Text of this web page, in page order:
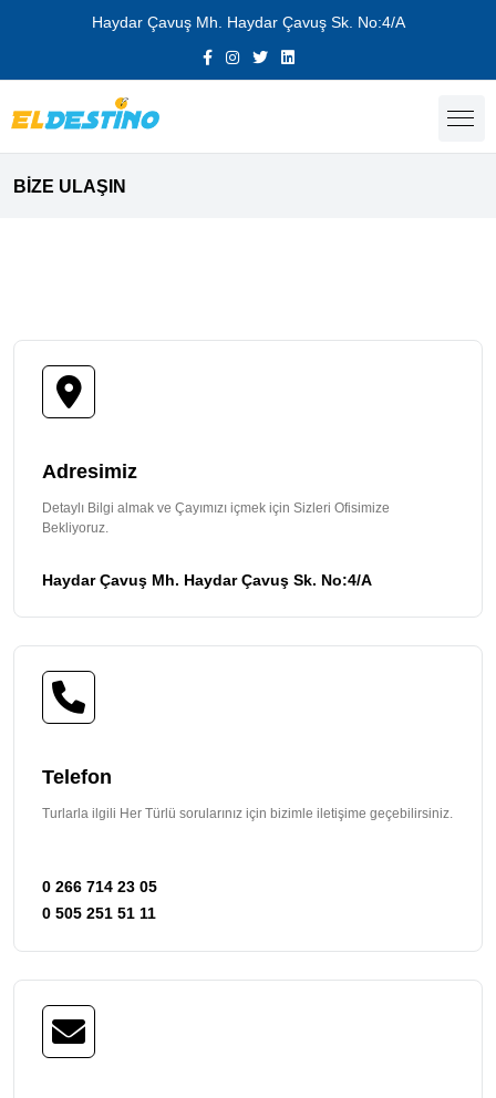
Haydar Çavuş Mh. Haydar Çavuş Sk. No:4/A
BİZE ULAŞIN
Adresimiz
Detaylı Bilgi almak ve Çayımızı içmek için Sizleri Ofisimize
Bekliyoruz.
Haydar Çavuş Mh. Haydar Çavuş Sk. No:4/A
Telefon
Turlarla ilgili Her Türlü sorularınız için bizimle iletişime geçebilirsiniz.
0 266 714 23 05
0 505 251 51 11